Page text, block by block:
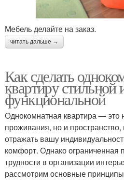
Мебель делайте на заказ.
читать дальше →
Как сделать
квартиру стильной
функциональной
Однокомнатная квартира — это
проживания, но и
отражать вашу
комфорт. Однако ограниченная
трудности в организации
рассмотрим основные